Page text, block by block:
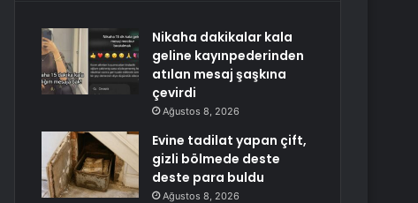
Nikaha dakikalar kala
geline kayınpederinden
atılan mesaj şaşkına
çevirdi
Ağustos 8, 2026
Evine tadilat yapan çift,
gizli bölmede deste
deste para buldu
Ağustos 8, 2026